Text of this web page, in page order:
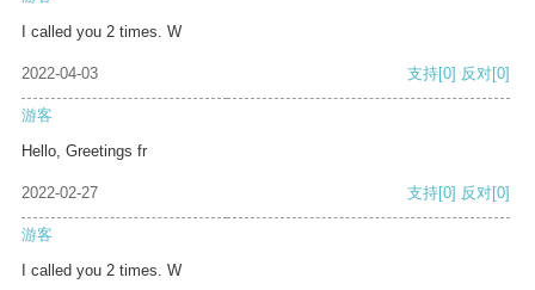
I called you 2 times. W
2022-04-03 支持[0] 反对[0]
游客
Hello, Greetings fr
2022-02-27 支持[0] 反对[0]
游客
I called you 2 times. W